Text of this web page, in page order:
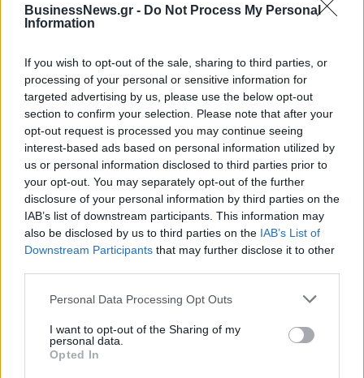
BusinessNews.gr - Do Not Process My Personal
Information
If you wish to opt-out of the sale, sharing to third parties, or
processing of your personal or sensitive information for
targeted advertising by us, please use the below opt-out
section to confirm your selection. Please note that after your
opt-out request is processed you may continue seeing
interest-based ads based on personal information utilized by
us or personal information disclosed to third parties prior to
your opt-out. You may separately opt-out of the further
disclosure of your personal information by third parties on the
IAB’s list of downstream participants. This information may
also be disclosed by us to third parties on the IAB’s List of
Downstream Participants that may further disclose it to other
Personal Data Processing Opt Outs
I want to opt-out of the Sharing of my
personal data.
Opted In
Η συμφωνία Arval-Athlon αναδιαμορφώνει την αγορά leasing
VW: Η δύσκολη εξίσωση της
αναδιάρθρωσης
Alpha Bank: Για πρώτη φορά το
Αρχαίο Θέατρο Επιδαύρου
άνοιξε τις πύλες του σε όλους
ESG Report 2025: Πώς η ΑΒ Βασιλόπουλος μετατρέπει τη
βιωσιμότητα σε καθημερινή πράξη
Stoiximan: «Πού ήσουν;» στις μεγάλες στιγμές του Ολυμπιακού
ΠΕΡΙΣΣΌΤΕΡΑ ΣΕ ΑΥΤΉ ΤΗΝ ΚΑΤΗΓΟΡΊΑ